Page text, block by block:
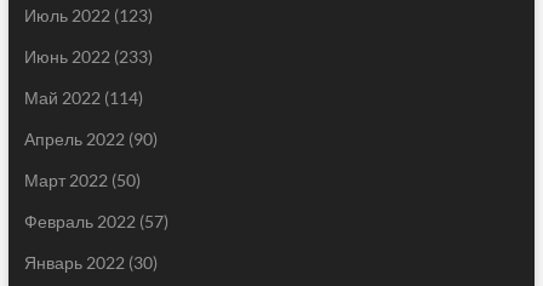
Июль 2022 (123)
Июнь 2022 (233)
Май 2022 (114)
Апрель 2022 (90)
Март 2022 (50)
Февраль 2022 (57)
Январь 2022 (30)